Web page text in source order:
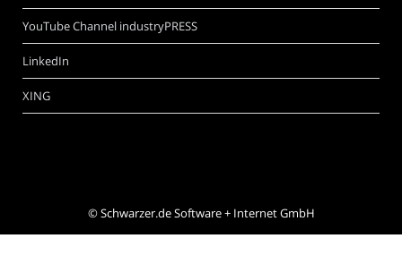
YouTube Channel industryPRESS
LinkedIn
XING
©Schwarzer.de Software + Internet GmbH